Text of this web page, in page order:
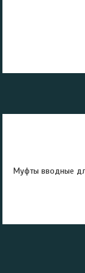
Муфты вводные